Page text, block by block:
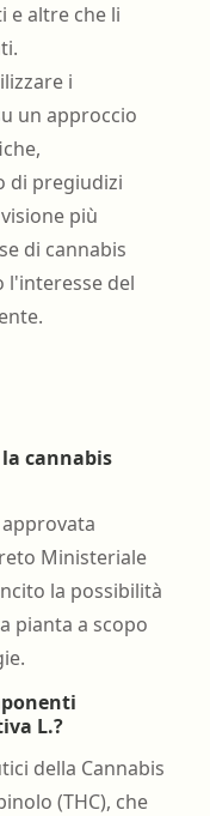
e altre che li
i
un approccio
di pregiudizi
più
di cannabis
l'interesse del
cannabis
Ministeriale
la possibilità
pianta a scopo
L.?
della Cannabis
(THC), che